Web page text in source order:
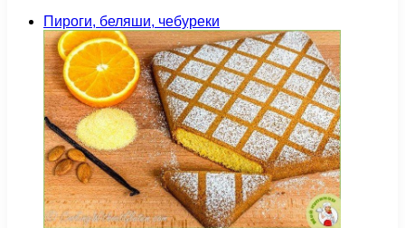
Пироги, беляши, чебуреки